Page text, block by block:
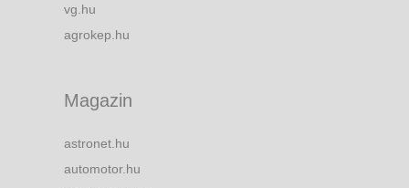
vg.hu
agrokep.hu
Magazin
astronet.hu
automotor.hu